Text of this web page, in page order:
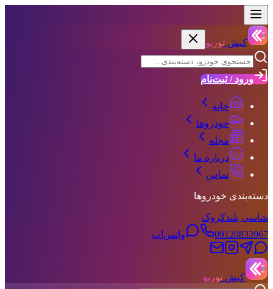
کیش توربو
ورود / ثبت‌نام
خانه
خودروها
مجله
درباره ما
تماس
دسته‌بندی خودروها
شاسی بلندکروک
09120833967
واتس‌اپ
کیش توربو